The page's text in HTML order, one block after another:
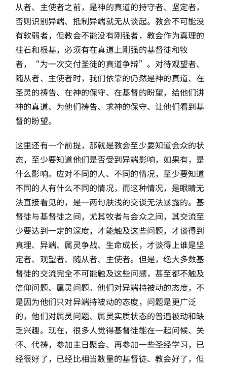
从者、主使者之前，是神的真道的持守者、坚定者，
否则识别异端、抵制异端就无从谈起。教会不可能没
有软弱者，但教会不能没有刚强者，教会作为真理的
柱石和根基，必须有在真道上刚强的基督徒和牧
者，“为一次交付圣徒的真道争辩”。对待观望者、
随从者、主使者时，我们依靠的仍然是神的真道、在
圣灵的祷告、在神的保守、在基督的盼望，给他们讲
神的真道、为他们祷告、求神的保守、让他们看到基
督的盼望。
这里还有一个前提，那就是教会至少要知道会众的状
态，至少要知道他们是否受到异端影响，如果有，是
什么影响。应对不同的人、不同的情况，至少要知道
不同的人有什么不同的情况，而这种情况，是眼睛无
法直接看见的，是一两句肤浅的交谈无法暴露的。基
督徒与基督徒之间，尤其牧者与会众之间，其交流至
少要达到一定的深度，才能触及这些问题，才谈得到
真理、异端、属灵争战、生命成长，才谈得上谁是坚
定者、观望者、随从者、主使者。但是，绝大多数基
督徒的交流完全不可能触及这些问题，甚至都不触及
信仰问题、属灵问题。他们对异端持被动的态度，不
是因为他们只对异端持被动的态度，问题是更广泛
的，他们对属灵问题、属灵实质状态的普遍被动和缺
乏兴趣。现在，很多人觉得基督徒能在一起问候、关
怀、代祷，参加主日聚会、再参加一些圣经学习，已
经很好了，已经比相当数量的基督徒、教会好了，但